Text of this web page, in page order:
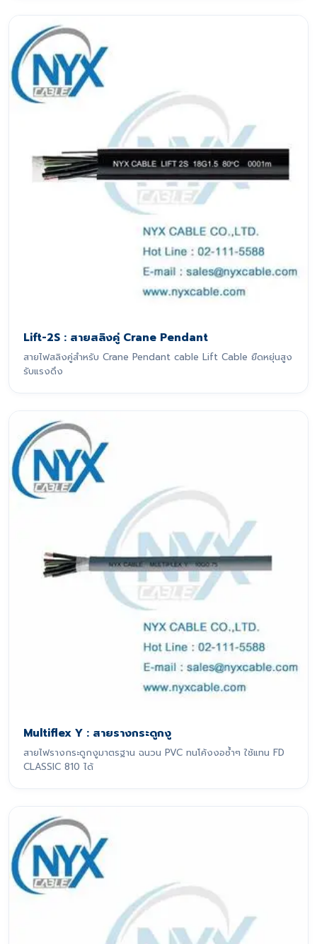
Lift-2S : สายสลิงคู่ Crane Pendant
สายไฟสลิงคู่สำหรับ Crane Pendant cable Lift Cable ยืดหยุ่นสูง
รับแรงดึง
Multiflex Y : สายรางกระดูกงู
สายไฟรางกระดูกงูมาตรฐาน ฉนวน PVC ทนโค้งงอซ้ำๆ ใช้แทน FD
CLASSIC 810 ได้